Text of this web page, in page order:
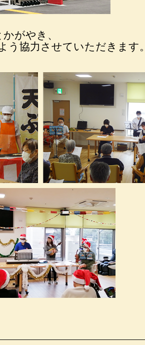
がやき、
う協力させていただきます。